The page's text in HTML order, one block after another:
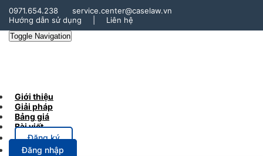
0971.654.238
service.center@caselaw.vn
Hướng dẫn sử dụng
Liên hệ
Toggle Navigation
Giới thiệu
Giải pháp
Bảng giá
Bài viết
Đăng ký
Đăng nhập